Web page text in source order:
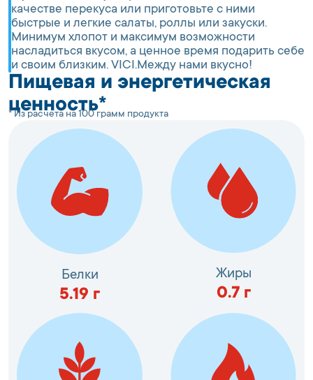
качестве перекуса или приготовьте с ними
быстрые и легкие салаты, роллы или закуски.
Минимум хлопот и максимум возможности
насладиться вкусом, а ценное время подарить себе
и своим близким. VICI.Между нами вкусно!
Пищевая и энергетическая
ценность*
* Из расчета на 100 грамм продукта
Белки
5.19 г
Жиры
0.7г